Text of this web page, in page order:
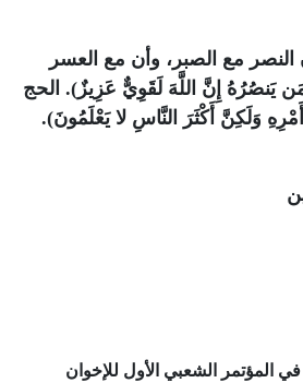
النصر مع الصبر، وأن مع العسر
يَنصُرُهُ إِنَّ اللَّهَ لَقَوِيٌّ عَزِيزٌ). الحج
أَمْرِهِ وَلَكِنَّ أَكْثَرَ النَّاسِ لا يَعْلَمُونَ).
في المؤتمر الشعبي الأول للإخوان